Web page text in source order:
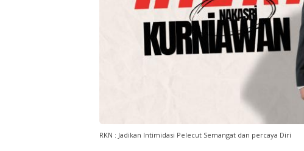
RKN : Jadikan Intimidasi Pelecut Semangat dan percaya Diri